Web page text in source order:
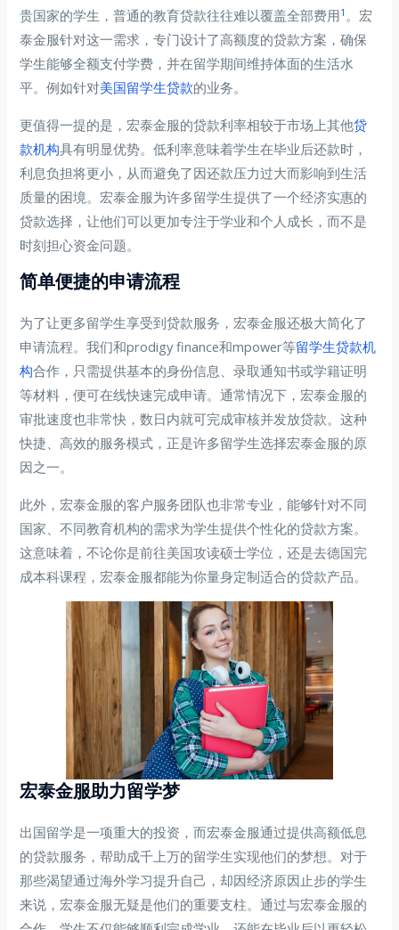
贵国家的学生，普通的教育贷款往往难以覆盖全部费用1 。宏
泰金服针对这一需求，专门设计了高额度的贷款方案，确保
学生能够全额支付学费，并在留学期间维持体面的生活水
平。例如针对美国留学生贷款的业务。
更值得一提的是，宏泰金服的贷款利率相较于市场上其他贷
款机构具有明显优势。低利率意味着学生在毕业后还款时，
利息负担将更小，从而避免了因还款压力过大而影响到生活
质量的困境。宏泰金服为许多留学生提供了一个经济实惠的
贷款选择，让他们可以更加专注于学业和个人成长，而不是
时刻担心资金问题。
简单便捷的申请流程
为了让更多留学生享受到贷款服务，宏泰金服还极大简化了
申请流程。我们和prodigy finance和mpower等留学生贷款机
构合作，只需提供基本的身份信息、录取通知书或学籍证明
等材料，便可在线快速完成申请。通常情况下，宏泰金服的
审批速度也非常快，数日内就可完成审核并发放贷款。这种
快捷、高效的服务模式，正是许多留学生选择宏泰金服的原
因之一。
此外，宏泰金服的客户服务团队也非常专业，能够针对不同
国家、不同教育机构的需求为学生提供个性化的贷款方案。
这意味着，不论你是前往美国攻读硕士学位，还是去德国完
成本科课程，宏泰金服都能为你量身定制适合的贷款产品。
宏泰金服助力留学梦
出国留学是一项重大的投资，而宏泰金服通过提供高额低息
的贷款服务，帮助成千上万的留学生实现他们的梦想。对于
那些渴望通过海外学习提升自己，却因经济原因止步的学生
来说，宏泰金服无疑是他们的重要支柱。通过与宏泰金服的